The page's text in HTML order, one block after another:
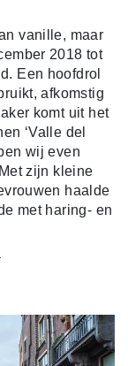
vanille, maar
2018 tot
Een hoofdrol
afkomstig
komt uit het
‘Valle del
wij even
zijn kleine
haalde
met haring- en